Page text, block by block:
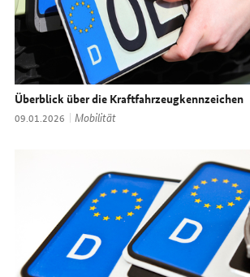
Überblick über die Kraftfahrzeugkennzeichen
Datum:
09.01.2026 Thema:
Mobilität